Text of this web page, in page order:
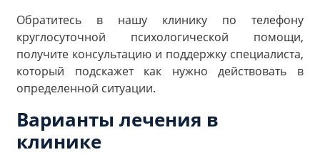
Обратитесь в нашу клинику по телефону
круглосуточной психологической помощи,
получите консультацию и поддержку специалиста,
который подскажет как нужно действовать в
определенной ситуации.
Варианты лечения в
клинике